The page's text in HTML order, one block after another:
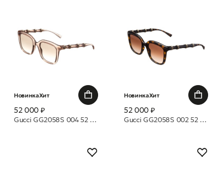
НовинкаХит
52 000 ₽
Gucci GG2058S 004 52 очки с/з
НовинкаХит
52 000 ₽
Gucci GG2058S 002 52 очки с/з